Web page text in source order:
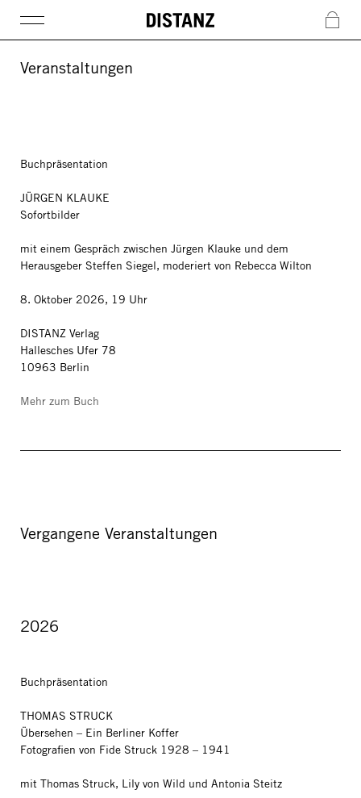
c
Veranstaltungen
Buchpräsentation
JÜRGEN KLAUKE
Sofortbilder
mit einem Gespräch zwischen Jürgen Klauke und dem
Herausgeber Steffen Siegel, moderiert von Rebecca Wilton
8. Oktober 2026, 19 Uhr
DISTANZ Verlag
Hallesches Ufer 78
10963 Berlin
Mehr zum Buch
Vergangene Veranstaltungen
2026
Buchpräsentation
THOMAS STRUCK
Übersehen – Ein Berliner Koffer
Fotografien von Fide Struck 1928 – 1941
mit Thomas Struck, Lily von Wild und Antonia Steitz